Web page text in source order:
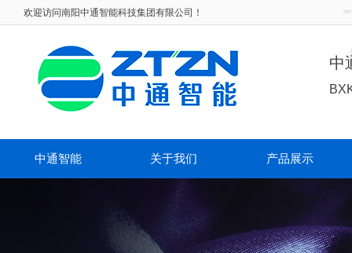
欢迎访问南阳中通智能科技集团有限公司！
中
中通智能 关于我们 产品展示